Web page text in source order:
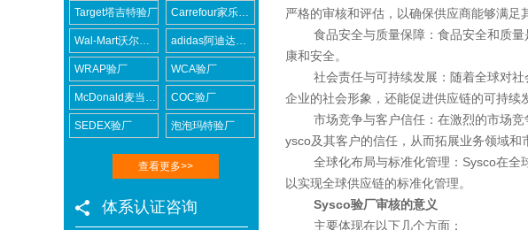
Target塔吉特验厂 Carrefour家乐福验厂
Wal-Mart沃尔玛验厂 adidas阿迪达斯验厂
WRAP验厂 WCA验厂
McDonald麦当劳验厂 COC验厂
SEDEX验厂 泡泡玛特验厂
查看更多>>
体系认证咨询
严格的审核和评估，以确保供应商能够满足
食品安全与质量保障：食品安全和质量
康和安全。
社会责任与可持续发展：随着全球对社
企业的社会形象，还能促进供应链的可持续
市场竞争与客户信任：在激烈的市场竞
ysco及其客户的信任，从而拓展业务领域和
全球化布局与标准化管理：Sysco在全球
以实现全球供应链的标准化管理。
Sysco验厂审核的意义
主要体现在以下几个方面：